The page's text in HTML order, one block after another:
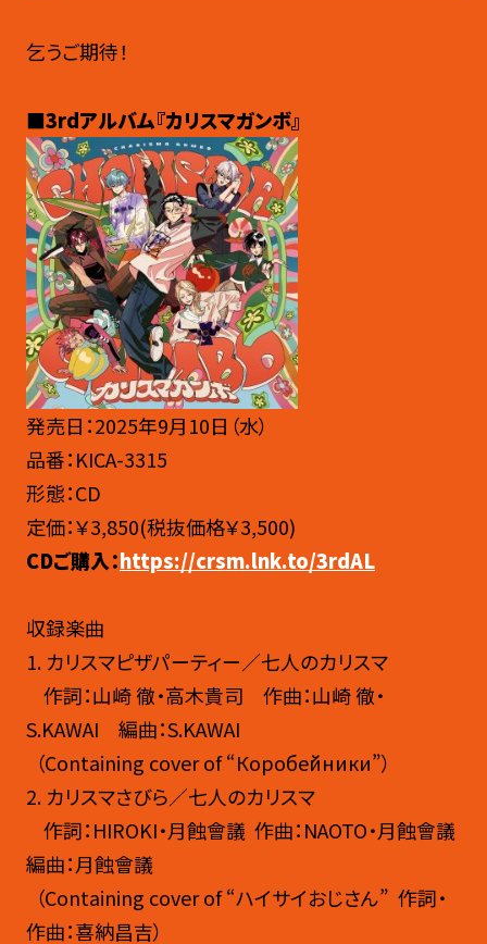
乞うご期待！
■3rdアルバム『カリスマガンボ』
発売日：2025年9月10日（水）
品番：KICA-3315
形態：CD
定価：￥3,850(税抜価格￥3,500)
CDご購入：https://crsm.lnk.to/3rdAL
収録楽曲
1. カリスマピザパーティー／七人のカリスマ
作詞：山崎 徹・高木貴司 作曲：山崎 徹・
S.KAWAI 編曲：S.KAWAI
（Containing cover of “Коробе́йники”）
2. カリスマさびら／七人のカリスマ
作詞：HIROKI・月蝕會議 作曲：NAOTO・月蝕會議
編曲：月蝕會議
（Containing cover of “ハイサイおじさん” 作詞・
作曲：喜納昌吉）